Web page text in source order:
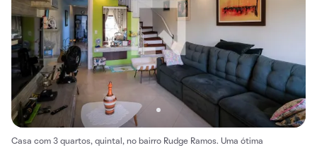
Casa com 3 quartos, quintal, no bairro Rudge Ramos. Uma ótima